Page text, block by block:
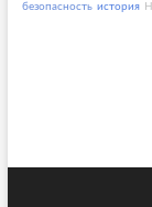
безопасность история